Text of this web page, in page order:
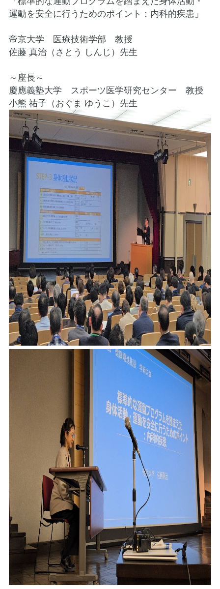
運動を安全に行うためのポイント：内科的疾患」
帝京大学 医療技術学部 教授
佐藤 真治（さとう しんじ）先生
～座長～
慶應義塾大学 スポーツ医学研究センター 教授
小熊 祐子（おぐま ゆうこ）先生